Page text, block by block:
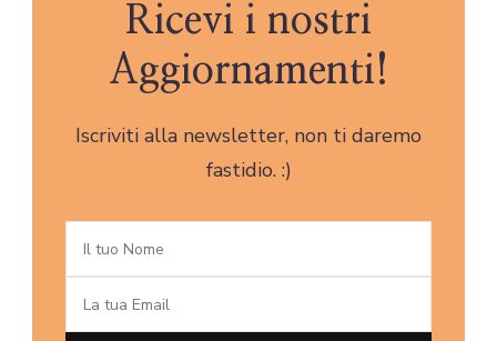
Ricevi i nostri
Aggiornamenti!
Iscriviti alla newsletter, non ti daremo
fastidio. :)